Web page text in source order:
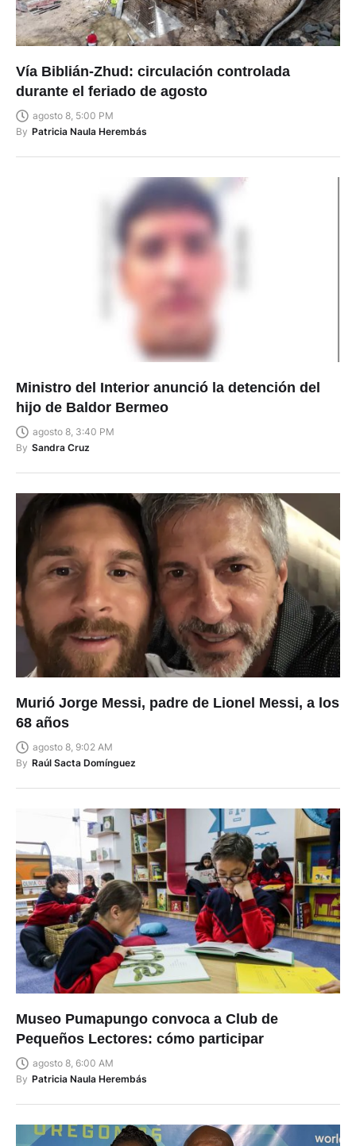
Vía Biblián-Zhud: circulación controlada
durante el feriado de agosto
agosto 8, 5:00 PM
By Patricia Naula Herembás
Ministro del Interior anunció la detención del
hijo de Baldor Bermeo
agosto 8, 3:40 PM
By Sandra Cruz
Murió Jorge Messi, padre de Lionel Messi, a los
68 años
agosto 8, 9:02 AM
By Raúl Sacta Domínguez
Museo Pumapungo convoca a Club de
Pequeños Lectores: cómo participar
agosto 8, 6:00 AM
By Patricia Naula Herembás